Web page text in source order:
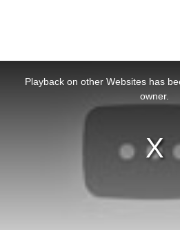
Playback on other Websites has
owner.